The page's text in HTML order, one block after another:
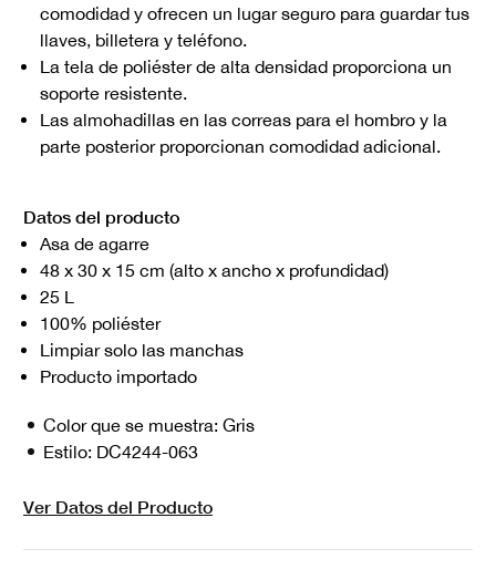
comodidad y ofrecen un lugar seguro para guardar tus
llaves, billetera y teléfono.
La tela de poliéster de alta densidad proporciona un
soporte resistente.
Las almohadillas en las correas para el hombro y la
parte posterior proporcionan comodidad adicional.
Datos del producto
Asa de agarre
48 x 30 x 15 cm (alto x ancho x profundidad)
25 L
100% poliéster
Limpiar solo las manchas
Producto importado
Color que se muestra: Gris
Estilo: DC4244-063
Ver Datos del Producto